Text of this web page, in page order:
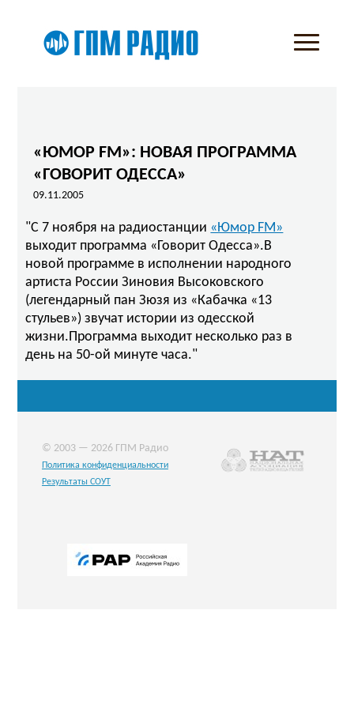
«ЮМОР FM»: НОВАЯ ПРОГРАММА
«ГОВОРИТ ОДЕССА»
09.11.2005
"С 7 ноября на радиостанции «Юмор FM»
выходит программа «Говорит Одесса».В
новой программе в исполнении народного
артиста России Зиновия Высоковского
(легендарный пан Зюзя из «Кабачка «13
стульев») звучат истории из одесской
жизни.Программа выходит несколько раз в
день на 50-ой минуте часа."
© 2003 — 2026 ГПМ Радио
Политика конфиденциальности
Результаты СОУТ